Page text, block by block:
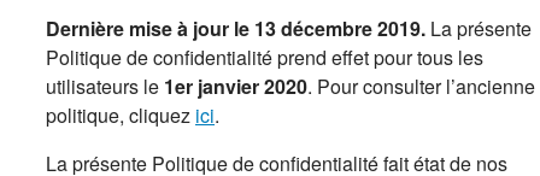
Dernière mise à jour le 13 décembre 2019. La présente
Politique de confidentialité prend effet pour tous les
utilisateurs le 1er janvier 2020. Pour consulter l’ancienne
politique, cliquez ici.
La présente Politique de confidentialité fait état de nos